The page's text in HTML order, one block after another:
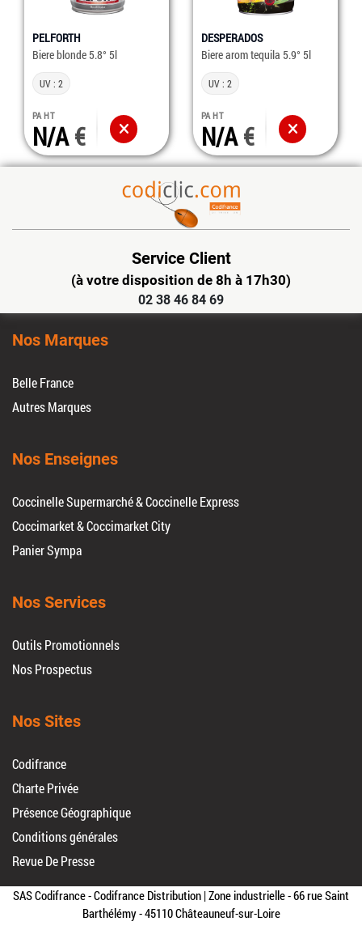
PELFORTH
Biere blonde 5.8° 5l
UV : 2
PA HT
N/A
DESPERADOS
Biere arom tequila 5.9° 5l
UV : 2
PA HT
N/A
Service Client
(à votre disposition de 8h à 17h30)
02 38 46 84 69
Nos Marques
Belle France
Autres Marques
Nos Enseignes
Coccinelle Supermarché & Coccinelle Express
Coccimarket & Coccimarket City
Panier Sympa
Nos Services
Outils Promotionnels
Nos Prospectus
Nos Sites
Codifrance
Charte Privée
Présence Géographique
Conditions générales
Revue De Presse
SAS Codifrance - Codifrance Distribution | Zone industrielle - 66 rue Saint
Barthélémy - 45110 Châteauneuf-sur-Loire